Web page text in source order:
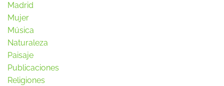
Madrid
Mujer
Música
Naturaleza
Paisaje
Publicaciones
Religiones